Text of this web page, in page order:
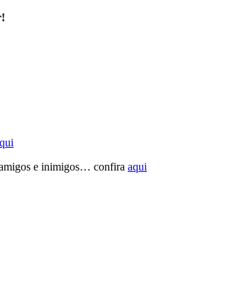
amigos e inimigos… confira aqui